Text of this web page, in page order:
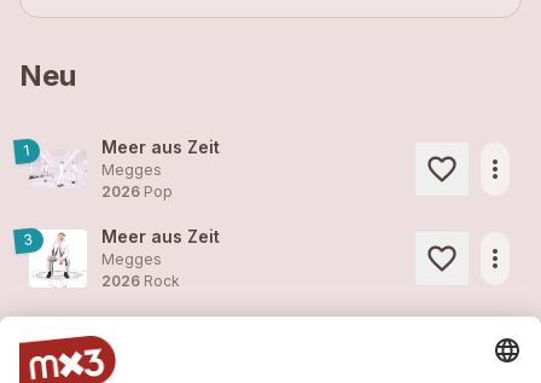
Neu
1 Meer aus Zeit
Megges
2026 Pop
more_horiz
3 Meer aus Zeit
Megges
2026 Rock
more_horiz
Megges
2025
more_horiz